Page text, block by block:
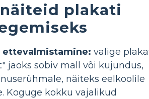
plakati
ettevalmistamine: valige
jaoks sobiv mall või kujundus,
näiteks eelkoolile
Koguge kokku vajalikud